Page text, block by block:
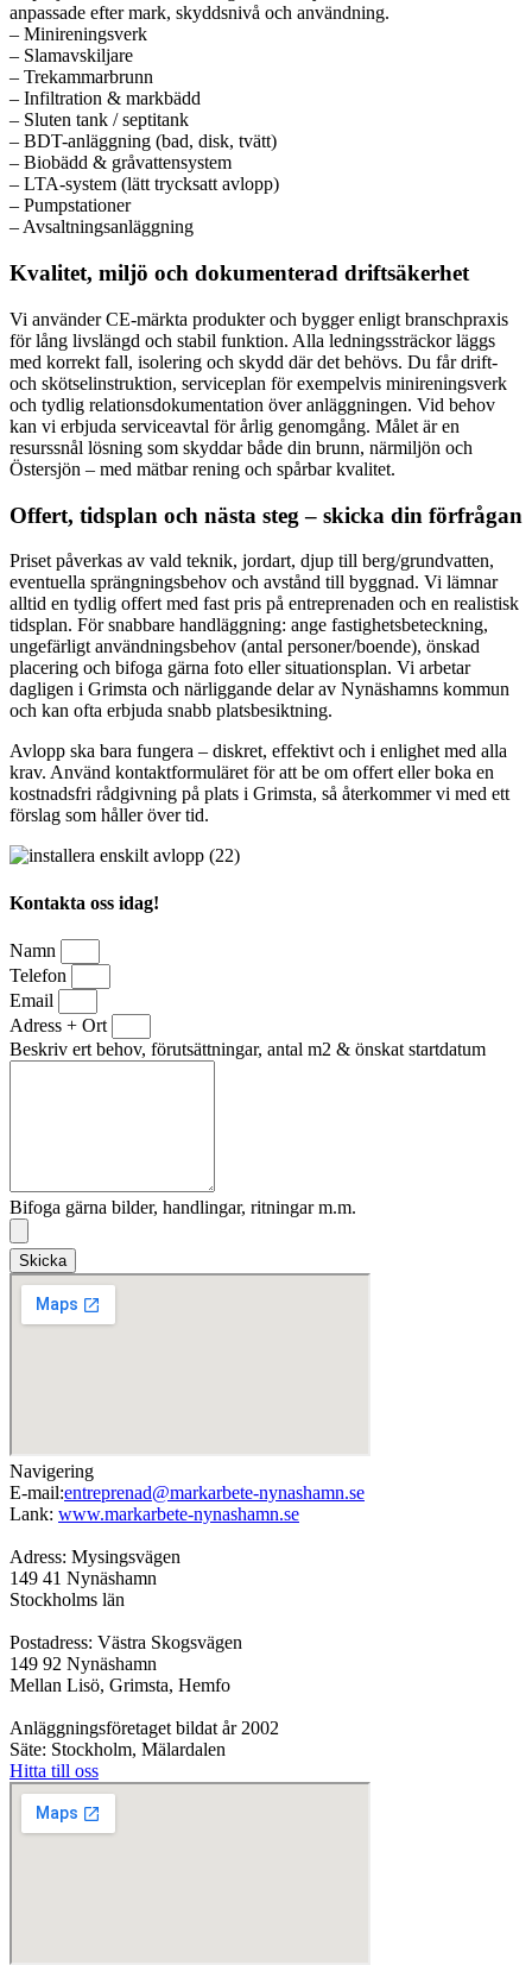
anpassade efter mark, skyddsnivå och användning.
– Minireningsverk
– Slamavskiljare
– Trekammarbrunn
– Infiltration & markbädd
– Sluten tank / septitank
– BDT-anläggning (bad, disk, tvätt)
– Biobädd & gråvattensystem
– LTA-system (lätt trycksatt avlopp)
– Pumpstationer
– Avsaltningsanläggning
Kvalitet, miljö och dokumenterad driftsäkerhet
Vi använder CE-märkta produkter och bygger enligt branschpraxis
för lång livslängd och stabil funktion. Alla ledningssträckor läggs
med korrekt fall, isolering och skydd där det behövs. Du får drift-
och skötselinstruktion, serviceplan för exempelvis minireningsverk
och tydlig relationsdokumentation över anläggningen. Vid behov
kan vi erbjuda serviceavtal för årlig genomgång. Målet är en
resurssnål lösning som skyddar både din brunn, närmiljön och
Östersjön – med mätbar rening och spårbar kvalitet.
Offert, tidsplan och nästa steg – skicka din förfrågan
Priset påverkas av vald teknik, jordart, djup till berg/grundvatten,
eventuella sprängningsbehov och avstånd till byggnad. Vi lämnar
alltid en tydlig offert med fast pris på entreprenaden och en realistisk
tidsplan. För snabbare handläggning: ange fastighetsbeteckning,
ungefärligt användningsbehov (antal personer/boende), önskad
placering och bifoga gärna foto eller situationsplan. Vi arbetar
dagligen i Grimsta och närliggande delar av Nynäshamns kommun
och kan ofta erbjuda snabb platsbesiktning.
Avlopp ska bara fungera – diskret, effektivt och i enlighet med alla
krav. Använd kontaktformuläret för att be om offert eller boka en
kostnadsfri rådgivning på plats i Grimsta, så återkommer vi med ett
förslag som håller över tid.
Kontakta oss idag!
Namn
Telefon
Email
Adress + Ort
Beskriv ert behov, förutsättningar, antal m2 & önskat startdatum
Bifoga gärna bilder, handlingar, ritningar m.m.
Skicka
Navigering
E-mail:entreprenad@markarbete-nynashamn.se
Lank: www.markarbete-nynashamn.se
Adress: Mysingsvägen
149 41 Nynäshamn
Stockholms län
Postadress: Västra Skogsvägen
149 92 Nynäshamn
Mellan Lisö, Grimsta, Hemfo
Anläggningsföretaget bildat år 2002
Säte: Stockholm, Mälardalen
Hitta till oss